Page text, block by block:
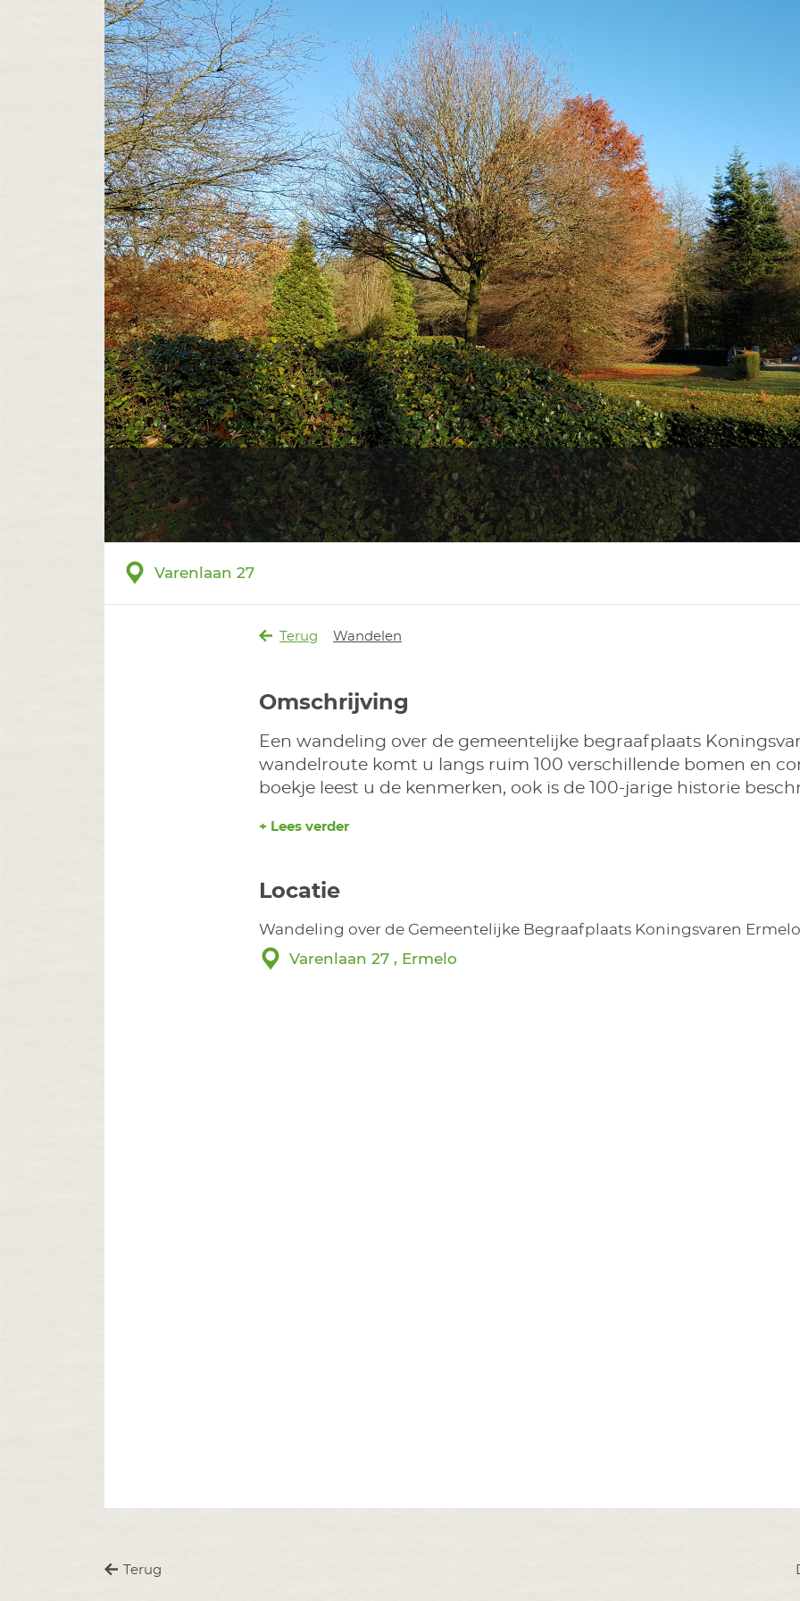
Varenlaan 27
Terug Wandelen
Omschrijving
Een wandeling over de gemeentelijke begraafplaats
wandelroute komt u langs ruim 100 verschillende bomen en
boekje leest u de kenmerken, ook is de 100-jarige historie
+ Lees verder
Locatie
Wandeling over de Gemeentelijke Begraafplaats Koningsvaren Ermelo
Varenlaan 27 , Ermelo
Terug